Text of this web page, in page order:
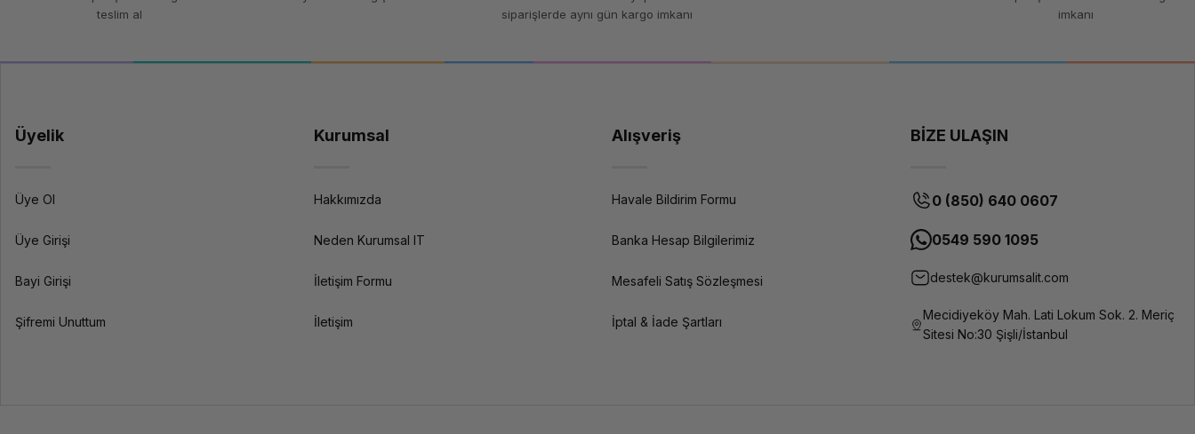
Genel Özellikler
Bağlantı Şekli
Bağlantılar
teslim al
siparişlerde aynı gün kargo imkanı
imkanı
Üyelik
Üye Ol
Üye Girişi
Bayi Girişi
Şifremi Unuttum
Kurumsal
Hakkımızda
Neden Kurumsal IT
İletişim Formu
İletişim
Alışveriş
Havale Bildirim Formu
Banka Hesap Bilgilerimiz
Mesafeli Satış Sözleşmesi
İptal & İade Şartları
BİZE ULAŞIN
0 (850) 640 0607
0549 590 1095
destek@kurumsalit.com
Mecidiyeköy Mah. Lati Lokum Sok. 2. Meriç
Sitesi No:30 Şişli/İstanbul